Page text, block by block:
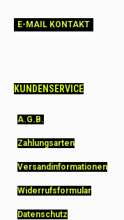
E-MAIL KONTAKT
KUNDENSERVICE
A.G.B.
Zahlungsarten
Versandinformationen
Widerrufsformular
Datenschutz